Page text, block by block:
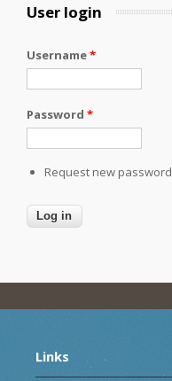
User login
Username*
Password *
Request new password
Links